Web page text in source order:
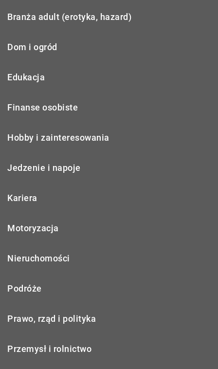
Branża adult (erotyka, hazard)
Dom i ogród
Edukacja
Finanse osobiste
Hobby i zainteresowania
Jedzenie i napoje
Kariera
Motoryzacja
Nieruchomości
Podróże
Prawo, rząd i polityka
Przemysł i rolnictwo